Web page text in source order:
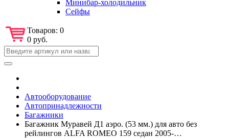
Минибар-холодильник
Сейфы
Товаров: 0
0 руб.
Автооборудование
Автопринадлежности
Багажники
Багажник Муравей Д1 аэро. (53 мм.) для авто без
рейлингов ALFA ROMEO 159 седан 2005-…